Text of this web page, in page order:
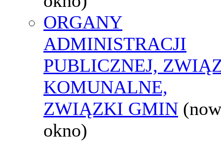
ORGANY
ADMINISTRACJI
PUBLICZNEJ,
KOMUNALNE,
ZWIĄZKI GMIN
okno)